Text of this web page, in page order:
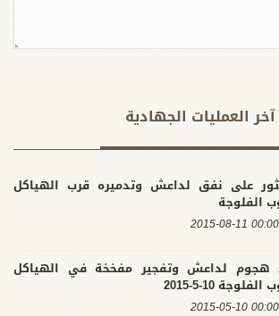
آخر العملیات الجهادية
على نفق لداعش وتدميره قرب الهياكل
الفلوجة
00:00 2015-08-11
لداعش وتفجير مفخخة في الهياكل
10-5-2015
00:00 2015-05-10